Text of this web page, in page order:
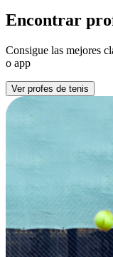
Encontrar
Consigue las mejores
o app
Ver profes de tenis